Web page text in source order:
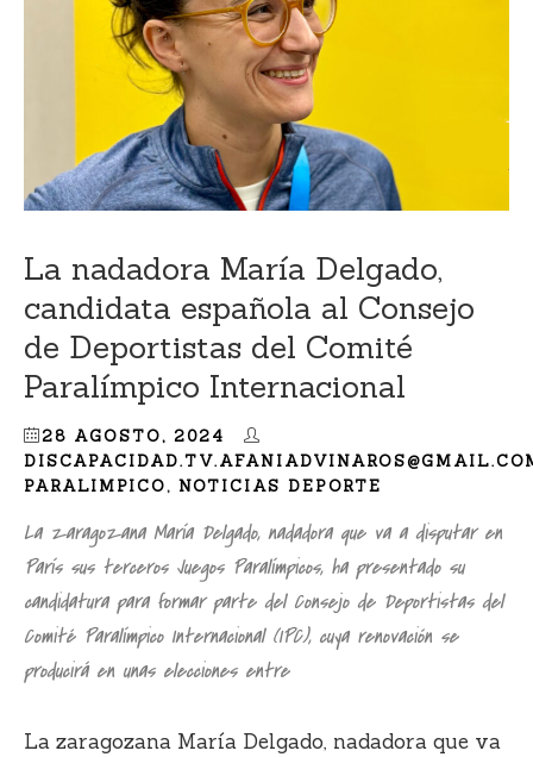
La nadadora María Delgado,
candidata española al Consejo
de Deportistas del Comité
Paralímpico Internacional
28 AGOSTO, 2024
PARALIMPICO, NOTICIAS DEPORTE
La zaragozana María Delgado, nadadora que va a disputar en
París sus terceros Juegos Paralímpicos, ha presentado su
candidatura para formar parte del Consejo de Deportistas del
Comité Paralímpico Internacional (IPC), cuya renovación se
producirá en unas elecciones entre
La zaragozana María Delgado, nadadora que va